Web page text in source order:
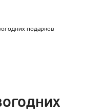
подарков